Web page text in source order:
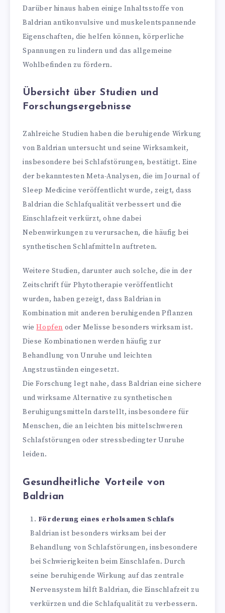
Darüber hinaus haben einige Inhaltsstoffe von
Baldrian antikonvulsive und muskelentspannende
Eigenschaften, die helfen können, körperliche
Spannungen zu lindern und das allgemeine
Wohlbefinden zu fördern.
Übersicht über Studien und
Forschungsergebnisse
Zahlreiche Studien haben die beruhigende Wirkung
von Baldrian untersucht und seine Wirksamkeit,
insbesondere bei Schlafstörungen, bestätigt. Eine
der bekanntesten Meta-Analysen, die im Journal of
Sleep Medicine veröffentlicht wurde, zeigt, dass
Baldrian die Schlafqualität verbessert und die
Einschlafzeit verkürzt, ohne dabei
Nebenwirkungen zu verursachen, die häufig bei
synthetischen Schlafmitteln auftreten.
Weitere Studien, darunter auch solche, die in der
Zeitschrift für Phytotherapie veröffentlicht
wurden, haben gezeigt, dass Baldrian in
Kombination mit anderen beruhigenden Pflanzen
wieHopfen oder Melisse besonders wirksam ist.
Diese Kombinationen werden häufig zur
Behandlung von Unruhe und leichten
Angstzuständen eingesetzt.
Die Forschung legt nahe, dass Baldrian eine sichere
und wirksame Alternative zu synthetischen
Beruhigungsmitteln darstellt, insbesondere für
Menschen, die an leichten bis mittelschweren
Schlafstörungen oder stressbedingter Unruhe
leiden.
Gesundheitliche Vorteile von
Baldrian
Förderung eines erholsamen Schlafs
Baldrian ist besonders wirksam bei der
Behandlung von Schlafstörungen, insbesondere
bei Schwierigkeiten beim Einschlafen. Durch
seine beruhigende Wirkung auf das zentrale
Nervensystem hilft Baldrian, die Einschlafzeit zu
verkürzen und die Schlafqualität zu verbessern.